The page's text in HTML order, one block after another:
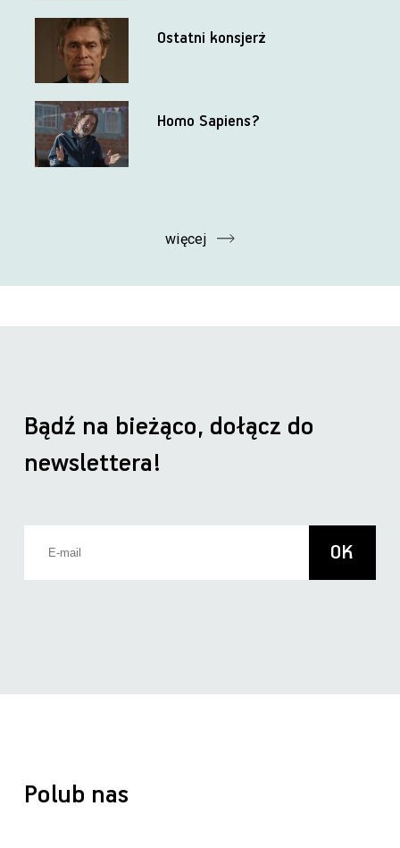
Ostatni konsjerż
Homo Sapiens?
więcej
Polub nas
Bądź na bieżąco, dołącz do
newslettera!